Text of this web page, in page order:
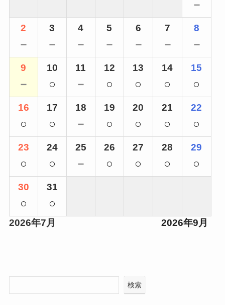
－
2
－
3
－
4
－
5
－
6
－
7
－
8
－
9
－
10
○
11
－
12
○
13
○
14
○
15
○
16
○
17
○
18
－
19
○
20
○
21
○
22
○
23
○
24
○
25
－
26
○
27
○
28
○
29
○
30
○
31
○
2026年7月 2026年9月
検索